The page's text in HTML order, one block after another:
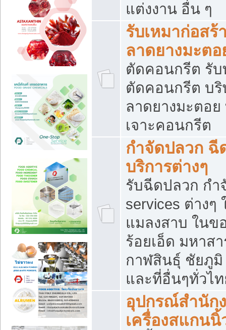
แต่งงาน อื่น ๆ
รับเหมาก่อส
ลาดยางมะต
ตัดคอนกรีต รับ
ตัดคอนกรีต บริ
ลาดยางมะตอ
เจาะคอนกรีต
กำจัดปลวก ฉี
บริการต่างๆ
รับฉีดปลวก กำ
services ต่าง
แมลงสาบ ใน
ร้อยเอ็ด มหาส
กาฬสินธุ์ ชัยภู
และที่อื่นๆทั่วไ
อุปกรณ์สำนัก
เครื่องสแกนนิ้